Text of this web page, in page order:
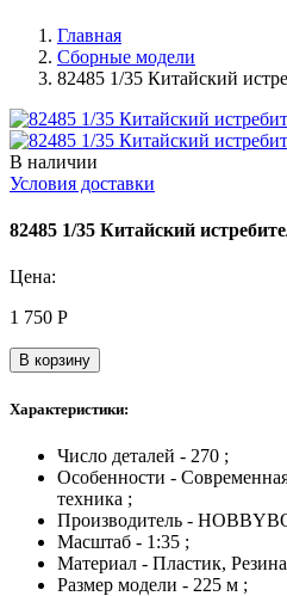
Главная
Сборные модели
82485 1/35 Китайский
В наличии
Условия доставки
82485 1/35 Китайский
Цена:
1 750 Р
В корзину
Характеристики:
Число деталей - 270 ;
Особенности -
техника ;
Производитель -
Масштаб - 1:35 ;
Материал - Пластик,
Размер модели - 225 м ;